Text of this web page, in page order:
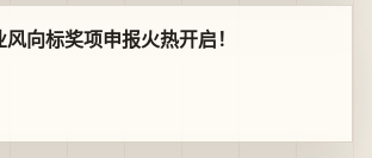
向标奖项申报火热开启！